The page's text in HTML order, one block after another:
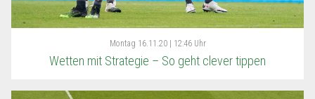
Montag 16.11.20 | 12:46 Uhr
Wetten mit Strategie – So geht clever tippen